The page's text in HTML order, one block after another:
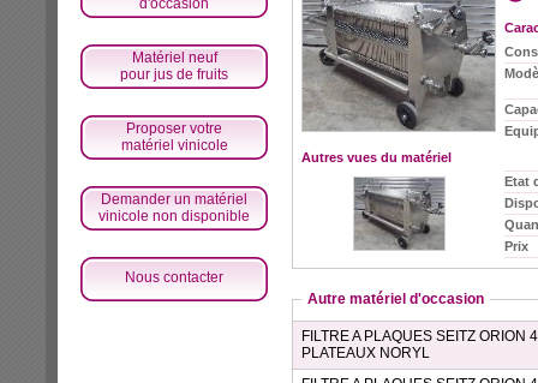
d'occasion
Matériel neuf
pour jus de fruits
Proposer votre
matériel vinicole
Demander un matériel
vinicole non disponible
Nous contacter
Autres vues du matériel
Etat
Prix
Autre matériel d'occasion
FILTRE A PLAQUES SEITZ ORION
PLATEAUX NORYL